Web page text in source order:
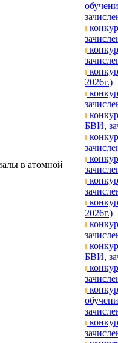
2026г.)
в атомной
БВИ,
2026г.)
БВИ,